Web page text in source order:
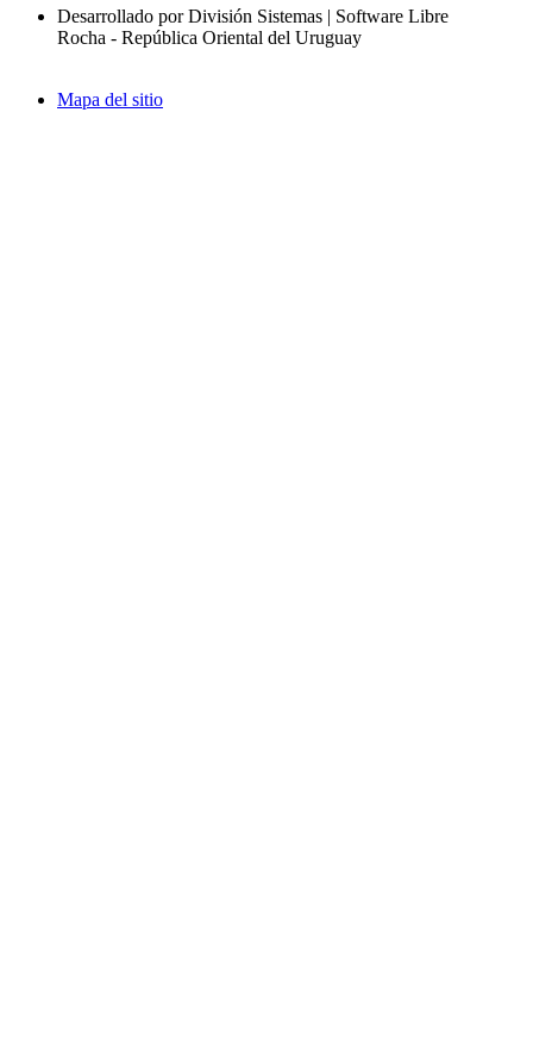
Desarrollado por División Sistemas | Software Libre
Rocha - República Oriental del Uruguay
Mapa del sitio